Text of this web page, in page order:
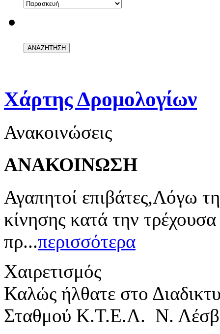
Χάρτης Δρομολογίων
Ανακοινώσεις
ΑΝΑΚΟΙΝΩΣΗ
Αγαπητοί επιβάτες,Λόγω
κίνησης κατά την
πρ...περισσότερα
Χαιρετισμός
Καλώς ήλθατε στο
Σταθμού Κ.Τ.Ε.Λ. Ν.